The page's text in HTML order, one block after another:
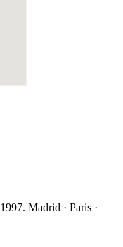
Madrid · Paris ·